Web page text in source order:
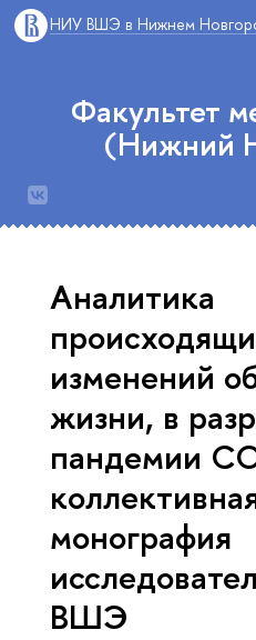
НИУ ВШЭ в Нижнем
Факультет
(Нижний
Аналитика
изменений
жизни, в
пандемии
монография
ВШЭ